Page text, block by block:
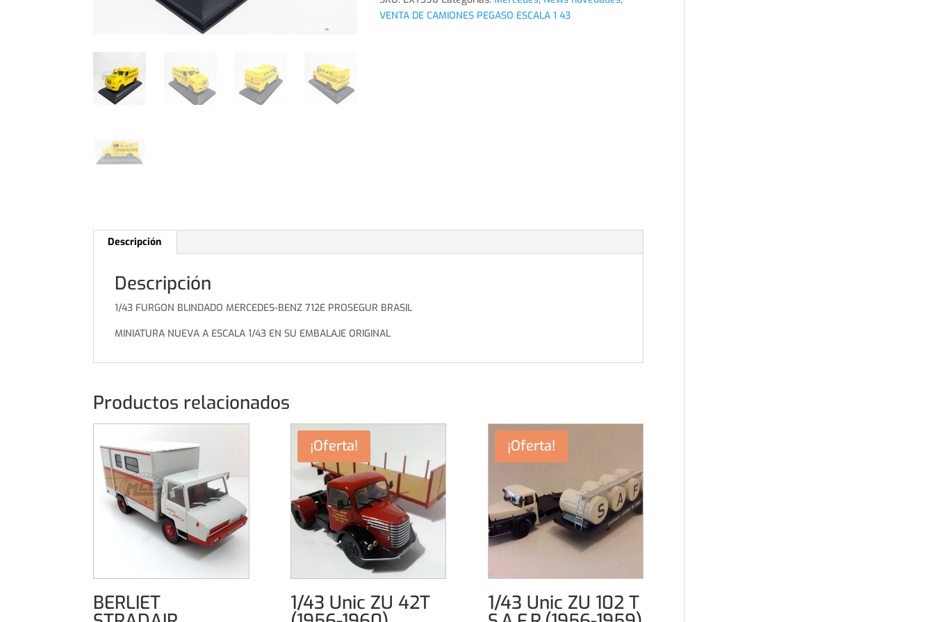
VENTA DE CAMIONES PEGASO ESCALA 1 43
Descripción
Descripción
1/43 FURGON BLINDADO MERCEDES-BENZ 712E PROSEGUR BRASIL
MINIATURA NUEVA A ESCALA 1/43 EN SU EMBALAJE ORIGINAL
Productos relacionados
BERLIET
¡Oferta!
1/43 Unic ZU 42T
¡Oferta!
1/43 Unic ZU 102 T